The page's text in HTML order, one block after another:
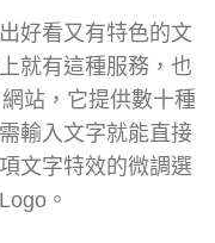
好看又有特色的文
就有這種服務，也
站，它提供數十種
輸入文字就能直接
文字特效的微調選
。